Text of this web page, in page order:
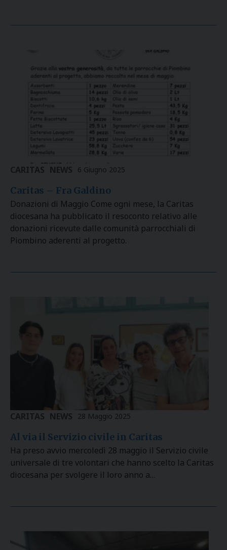
CARITAS NEWS 6 Giugno 2025
Caritas – Fra Galdino
Donazioni di Maggio Come ogni mese, la Caritas
diocesana ha pubblicato il resoconto relativo alle
donazioni ricevute dalle comunità parrocchiali di
Piombino aderenti al progetto.
CARITAS NEWS 28 Maggio 2025
Al via il Servizio civile in Caritas
Ha preso avvio mercoledì 28 maggio il Servizio civile
universale di tre volontari che hanno scelto la Caritas
diocesana per svolgere il loro anno a…